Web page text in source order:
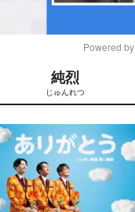
Powered by
純烈
じゅんれつ